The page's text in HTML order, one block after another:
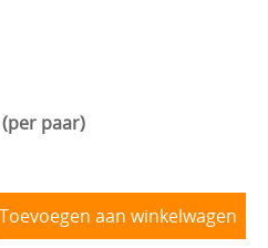
paar)
Toevoegen aan winkelwagen